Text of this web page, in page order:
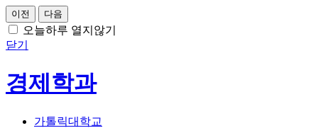
이전 다음
오늘하루 열지않기
닫기
경제학과
가톨릭대학교